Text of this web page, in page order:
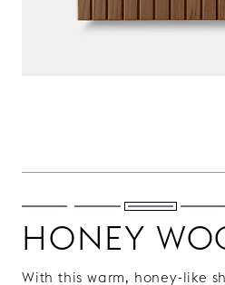
HONEY
With this warm, honey-like